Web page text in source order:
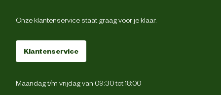
Onze klantenservice staat graag voor je klaar.
Klantenservice
Maandag t/m vrijdag van 09:30 tot 18:00